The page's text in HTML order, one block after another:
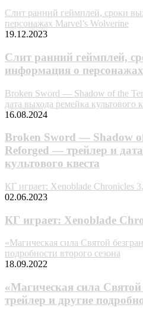
Слит ранний геймплей, сроки
персонажах Marvel’s Wolverine
19.12.2023
Слит ранний геймплей,
информация о
Broken Sword — Shadow of the
дата выхода ремейка культового
16.08.2024
Broken Sword — Shadow
Reforged — трейлер и
культового квеста
КГ играет: Xenoblade Chronicles
02.06.2023
КГ играет: Xenoblade
«Магическая сила Святой
подробности второго сезона
18.09.2022
«Магическая сила
трейлер и другие